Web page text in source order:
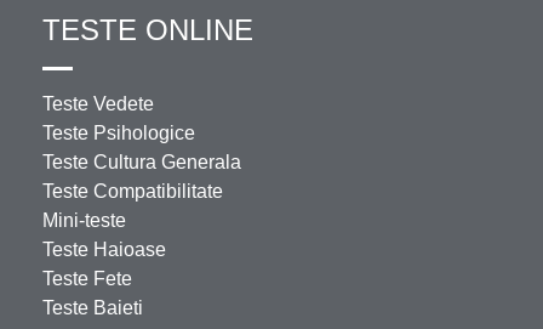
TESTE ONLINE
Teste Vedete
Teste Psihologice
Teste Cultura Generala
Teste Compatibilitate
Mini-teste
Teste Haioase
Teste Fete
Teste Baieti